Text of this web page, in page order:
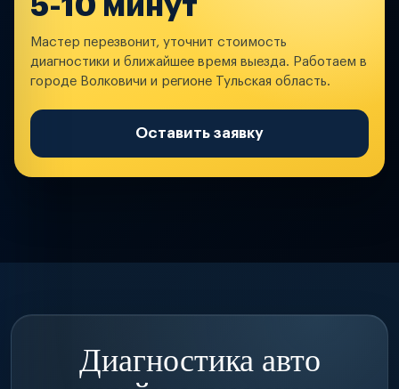
5-10 минут
Мастер перезвонит, уточнит стоимость
диагностики и ближайшее время выезда. Работаем в
городе Волковичи и регионе Тульская область.
Оставить заявку
Диагностика авто